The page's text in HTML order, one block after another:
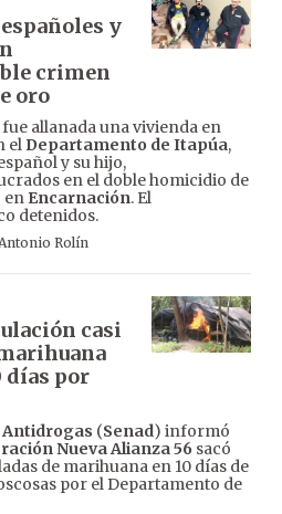
y
crimen
oro
allanada una vivienda en
el Departamento de Itapúa,
y su hijo,
en el doble homicidio de
en Encarnación. El
detenidos.
Rolín
casi
días por
(Senad) informó
Nueva Alianza 56 sacó
de marihuana en 10 días de
por el Departamento de